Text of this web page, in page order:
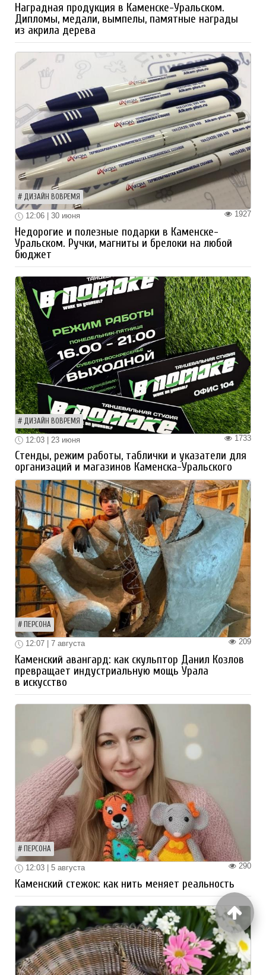
Наградная продукция в Каменске-Уральском.
Дипломы, медали, вымпелы, памятные награды
из акрила дерева
ДИЗАЙН ВОВРЕМЯ
1927
12:06 | 30 июня
Недорогие и полезные подарки в Каменске-
Уральском. Ручки, магниты и брелоки на любой
бюджет
ДИЗАЙН ВОВРЕМЯ
1733
12:03 | 23 июня
Стенды, режим работы, таблички и указатели для
организаций и магазинов Каменска-Уральского
ПЕРСОНА
209
12:07 | 7 августа
Каменский авангард: как скульптор Данил Козлов
превращает индустриальную мощь Урала
в искусство
ПЕРСОНА
290
12:03 | 5 августа
Каменский стежок: как нить меняет реальность